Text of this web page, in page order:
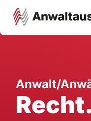
Ausbildung
Anwalt/